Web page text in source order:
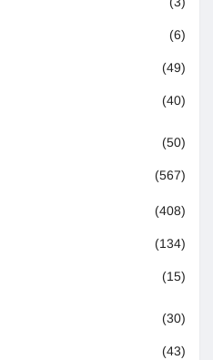
(6)
(49)
(40)
(50)
(567)
(408)
(134)
(15)
(30)
(43)